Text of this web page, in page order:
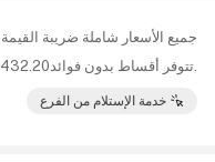
جميع الأسعار شاملة ضريبة
.تتوفر أقساط بدون فوائد
خدمة الإستلام من الفرع